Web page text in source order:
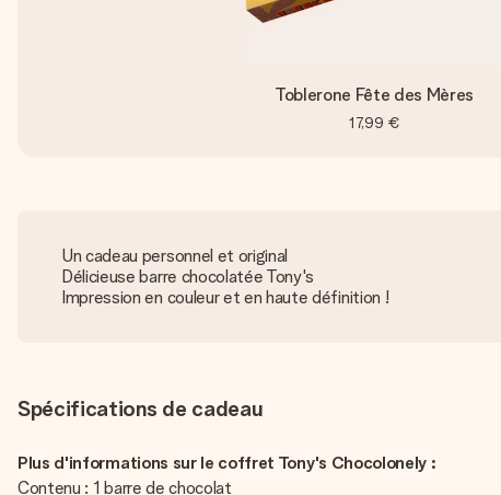
Toblerone Fête des Mères
17,99 €
Un cadeau personnel et original
Délicieuse barre chocolatée Tony's
Impression en couleur et en haute définition !
Spécifications de cadeau
Plus d'informations sur le coffret Tony's Chocolonely :
Contenu : 1 barre de chocolat